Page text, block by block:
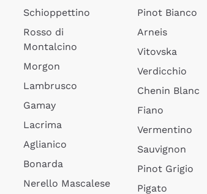
Schioppettino
Rosso di
Montalcino
Morgon
Lambrusco
Gamay
Lacrima
Aglianico
Bonarda
Nerello Mascalese
Pinot Bianco
Arneis
Vitovska
Verdicchio
Chenin Blanc
Fiano
Vermentino
Sauvignon
Pinot Grigio
Pigato